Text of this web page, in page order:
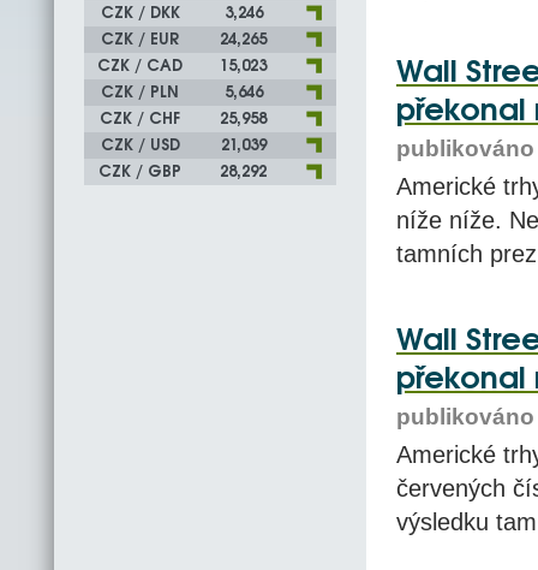
CZK / DKK
3,246
CZK / EUR
24,265
CZK / CAD
15,023
CZK / PLN
5,646
CZK / CHF
25,958
CZK / USD
21,039
CZK / GBP
28,292
Wall
překonal
publikováno
Americké
níže níže.
tamních
Wall
překonal
publikováno
Americké
červených
výsledku